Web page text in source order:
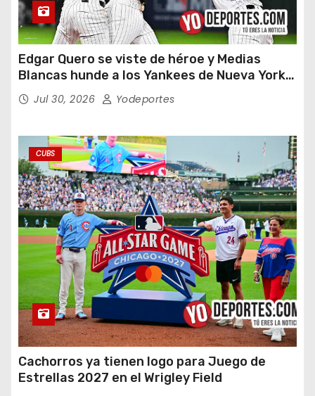
Edgar Quero se viste de héroe y Medias
Blancas hunde a los Yankees de Nueva York
en doce entradas
Jul 30, 2026 Yodeportes
CUBS
Cachorros ya tienen logo para Juego de
Estrellas 2027 en el Wrigley Field